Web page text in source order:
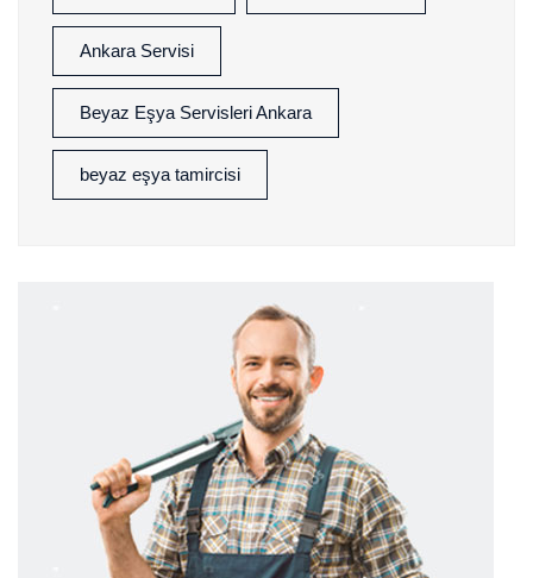
Ankara Servisi
Beyaz Eşya Servisleri Ankara
beyaz eşya tamircisi